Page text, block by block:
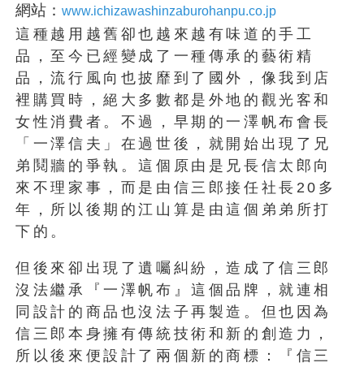
網站：www.ichizawashinzaburohanpu.co.jp
這種越用越舊卻也越來越有味道的手工
品，至今已經變成了一種傳承的藝術精
品，流行風向也披靡到了國外，像我到店
裡購買時，絕大多數都是外地的觀光客和
女性消費者。不過，早期的一澤帆布會長
「一澤信夫」在過世後，就開始出現了兄
弟鬩牆的爭執。這個原由是兄長信太郎向
來不理家事，而是由信三郎接任社長20多
年，所以後期的江山算是由這個弟弟所打
下的。
但後來卻出現了遺囑糾紛，造成了信三郎
沒法繼承『一澤帆布』這個品牌，就連相
同設計的商品也沒法子再製造。但也因為
信三郎本身擁有傳統技術和新的創造力，
所以後來便設計了兩個新的商標：『信三